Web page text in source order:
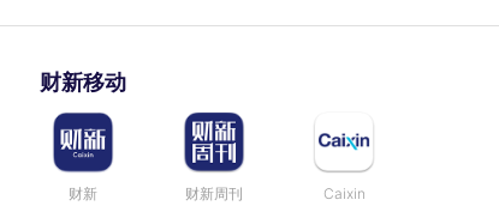
财新移动
财新 财新周刊 Caixin